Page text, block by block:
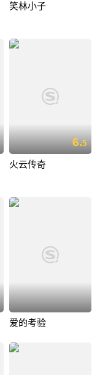
笑林小子
6.5
火云传奇
爱的考验